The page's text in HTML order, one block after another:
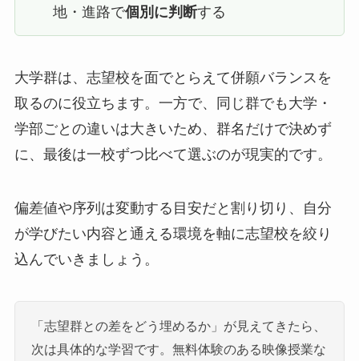
地・進路で個別に判断する
大学群は、志望校を面でとらえて併願バランスを
取るのに役立ちます。一方で、同じ群でも大学・
学部ごとの違いは大きいため、群名だけで決めず
に、最後は一校ずつ比べて選ぶのが現実的です。
偏差値や序列は変動する目安だと割り切り、自分
が学びたい内容と通える環境を軸に志望校を絞り
込んでいきましょう。
「志望群との差をどう埋めるか」が見えてきたら、
次は具体的な学習です。無料体験のある映像授業な